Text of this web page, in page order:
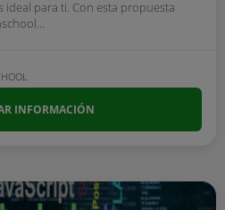
ideal para ti. Con esta propuesta
INFORMACIÓN